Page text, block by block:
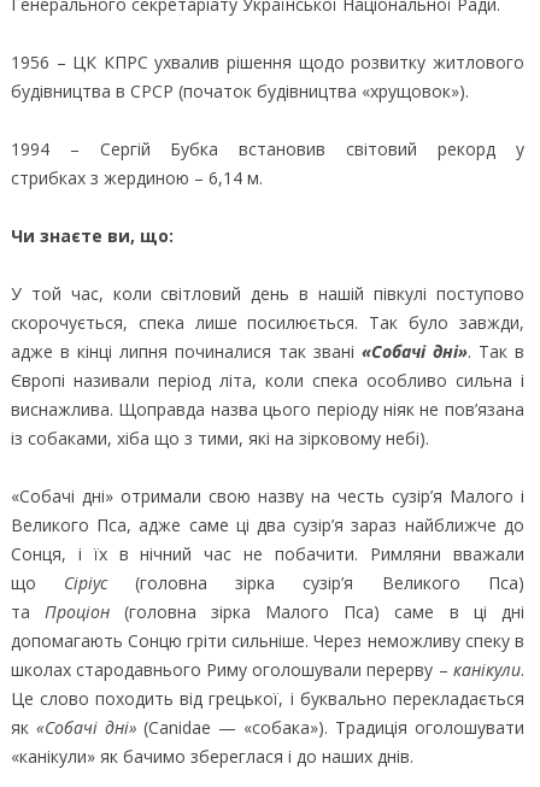
1956 – ЦК КПРС ухвалив рішення щодо розвитку житлового
будівництва в СРСР (початок будівництва «хрущовок»).
1994 – Сергій Бубка встановив світовий рекорд у
стрибках з жердиною – 6,14 м.
Чи знаєте ви, що:
У той час, коли світловий день в нашій півкулі поступово
скорочується, спека лише посилюється. Так було завжди,
адже в кінці липня починалися так звані «Собачі дні». Так в
Європі називали період літа, коли спека особливо сильна і
виснажлива. Щоправда назва цього періоду ніяк не пов’язана
із собаками, хіба що з тими, які на зірковому небі).
«Собачі дні» отримали свою назву на честь сузір’я Малого і
Великого Пса, адже саме ці два сузір’я зараз найближче до
Сонця, і їх в нічний час не побачити. Римляни вважали
що Сіріус(головна зірка сузір’я Великого Пса)
таПроціон (головна зірка Малого Пса) саме в ці дні
допомагають Сонцю гріти сильніше. Через неможливу спеку в
школах стародавнього Риму оголошували перерву – канікули.
Це слово походить від грецької, і буквально перекладається
як «Собачі дні» (Canidae — «собака»). Традиція оголошувати
«канікули» як бачимо збереглася і до наших днів.